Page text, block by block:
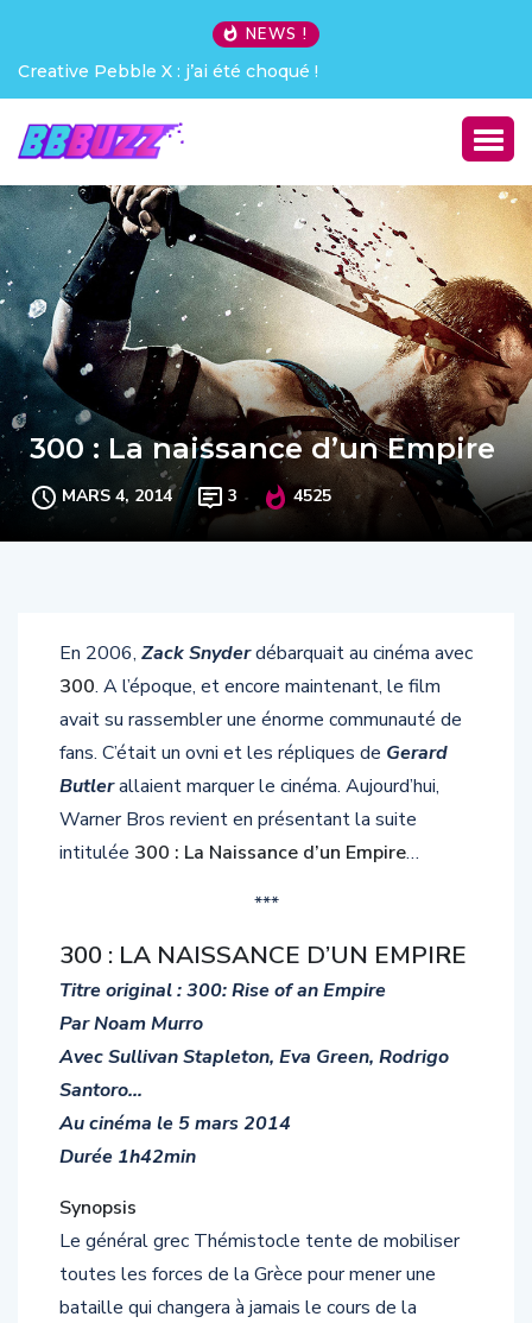
NEWS !
Creative Pebble X : j’ai été choqué !
300 : La naissance d’un Empire
MARS 4, 2014 3 4525
En 2006, Zack Snyderdébarquait au cinéma avec
300. A l’époque, et encore maintenant, le film
avait su rassembler une énorme communauté de
fans. C’était un ovni et les répliques de Gerard
Butlerallaient marquer le cinéma. Aujourd’hui,
Warner Bros revient en présentant la suite
intitulée 300 : La Naissance d’un Empire…
***
300 : LA NAISSANCE D’UN EMPIRE
Titre original : 300: Rise of an Empire
Par Noam Murro
Avec Sullivan Stapleton, Eva Green, Rodrigo
Santoro…
Au cinéma le 5 mars 2014
Durée 1h42min
Synopsis
Le général grec Thémistocle tente de mobiliser
toutes les forces de la Grèce pour mener une
bataille qui changera à jamais le cours de la